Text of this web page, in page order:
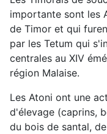
importante sont les
de Timor et qui
par les Tetum qui
centrales au XIV
région Malaise.
Les Atoni ont une
d'élevage (caprins,
du bois de santal,